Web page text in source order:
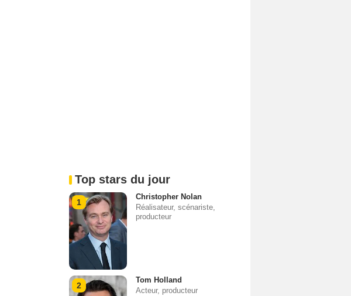
Top stars du jour
1
Christopher Nolan
Réalisateur, scénariste,
producteur
2
Tom Holland
Acteur, producteur